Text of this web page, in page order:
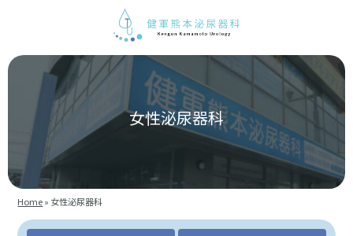
女性泌尿器科
Home» 女性泌尿器科